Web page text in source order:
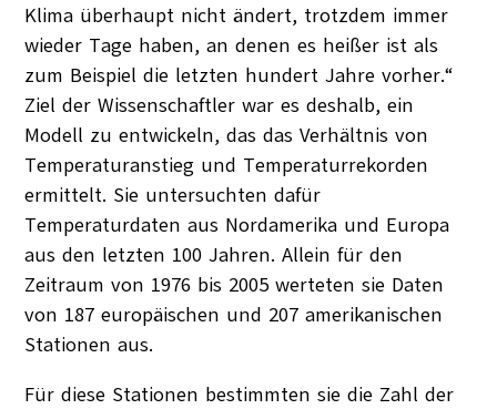
Klima überhaupt nicht ändert, trotzdem immer
wieder Tage haben, an denen es heißer ist als
zum Beispiel die letzten hundert Jahre vorher.“
Ziel der Wissenschaftler war es deshalb, ein
Modell zu entwickeln, das das Verhältnis von
Temperaturanstieg und Temperaturrekorden
ermittelt. Sie untersuchten dafür
Temperaturdaten aus Nordamerika und Europa
aus den letzten 100 Jahren. Allein für den
Zeitraum von 1976 bis 2005 werteten sie Daten
von 187 europäischen und 207 amerikanischen
Stationen aus.
Für diese Stationen bestimmten sie die Zahl der